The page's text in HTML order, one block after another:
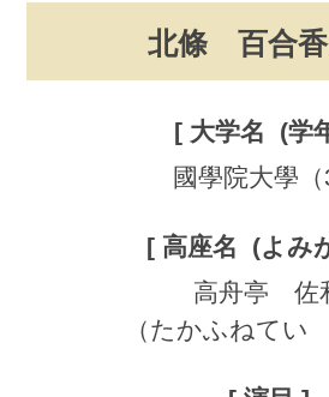
北條 百合
國學院大學（
高舟亭 佐
（たかふねてい